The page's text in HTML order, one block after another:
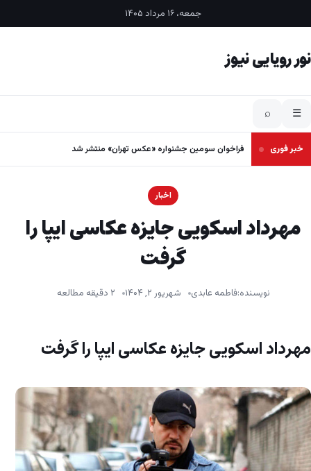
جمعه، ۱۶ مرداد ۱۴۰۵
نور رویایی نیوز
☰
⌕
خبر فوری فراخوان سومین جشنواره «عکس تهران» منتشر شد
اخبار
مهرداد اسکویی جایزه عکاسی ایپا را
گرفت
نویسنده:فاطمه عابدی شهریور ۲, ۱۴۰۴ ۲ دقیقه مطالعه
مهرداد اسکویی جایزه عکاسی ایپا را گرفت